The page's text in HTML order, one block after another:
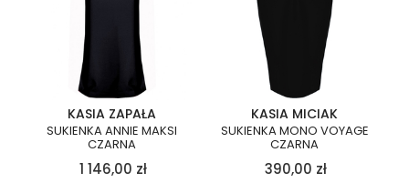
KASIA ZAPAŁA
SUKIENKA ANNIE MAKSI
CZARNA
1 146,00 zł
KASIA MICIAK
SUKIENKA MONO VOYAGE
CZARNA
390,00 zł